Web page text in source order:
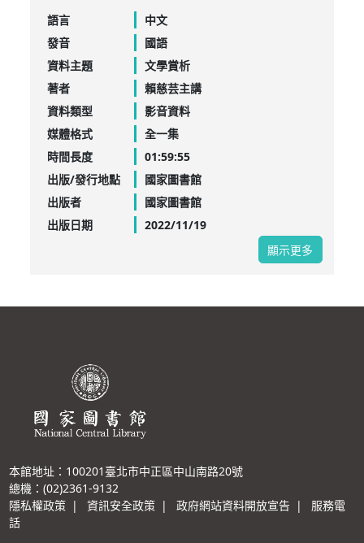
語言
中文
發音
國語
資料主題
文學賞析
著者
賴慈芸主講
資料類型
影音資料
媒體格式
全一集
時間長度
01:59:55
出版/發行地點
國家圖書館
出版者
國家圖書館
出版日期
2022/11/19
顯示更多
本館地址：100201臺北市中正區中山南路20號
總機：(02)2361-9132
隱私權政策 | 資訊安全政策 | 政府網站資料開放宣告 |
服務電
話